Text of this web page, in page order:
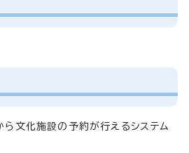
ら文化施設の予約が行えるシステム